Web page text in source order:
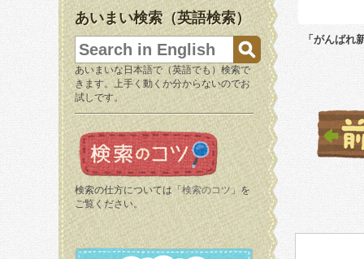
あいまい検索（英語検索）
あいまいな日本語で（英語でも）検索で
きます。上手く動くか分からないのでお
試しです。
検索の仕方については「 検索のコツ 」を
ご覧ください。
「がんばれ